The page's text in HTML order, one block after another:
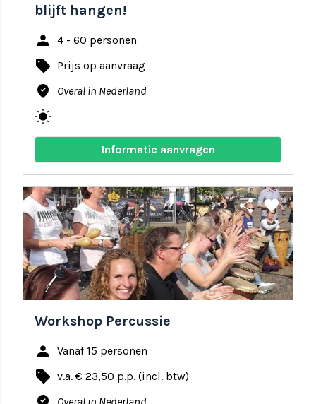
blijft hangen!
person 4 - 60 personen
local_offer Prijs op aanvraag
where_to_vote Overal in Nederland
wb_sunny
Informatie aanvragen
share favorite
Workshop Percussie
person Vanaf 15 personen
local_offer v.a. € 23,50 p.p. (incl. btw)